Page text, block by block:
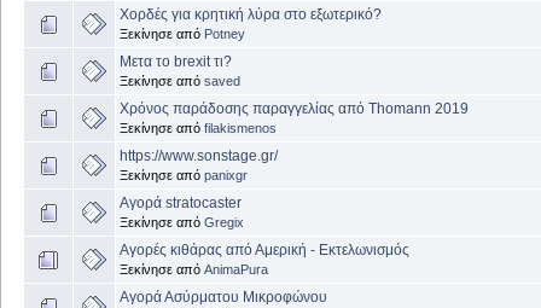
Χορδές για κρητική λύρα στο εξωτερικό?
Ξεκίνησε από Potney
Μετα το brexit τι?
Ξεκίνησε από saved
Χρόνος παράδοσης παραγγελίας από Thomann 2019
Ξεκίνησε από filakismenos
https://www.sonstage.gr/
Ξεκίνησε από panixgr
Αγορά stratocaster
Ξεκίνησε από Gregix
Αγορές κιθάρας από Αμερική - Εκτελωνισμός
Ξεκίνησε από AnimaPura
Αγορά Ασύρματου Μικροφώνου